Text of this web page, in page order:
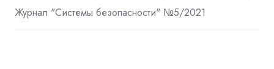
Журнал "Системы безопасности" №5/2021